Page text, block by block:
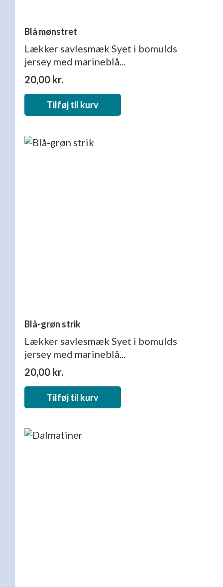
Blå mønstret
Lækker savlesmæk Syet i bomulds
jersey med marineblå...
20,00 kr.
Tilføj til kurv
Blå-grøn strik
Lækker savlesmæk Syet i bomulds
jersey med marineblå...
20,00 kr.
Tilføj til kurv